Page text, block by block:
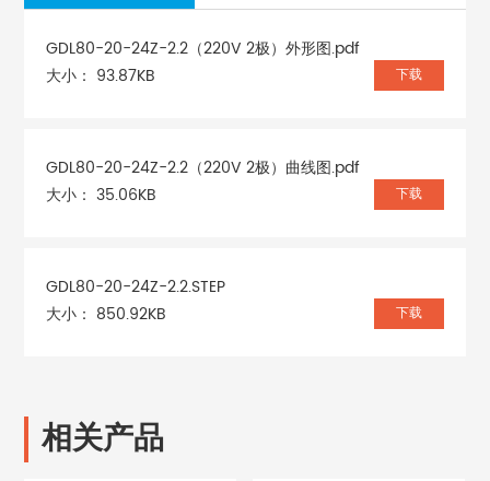
相关产品
GDL80-20-24Z-2.2（220V 2极）外形图.pdf
大小： 93.87KB
下载
GDL80-20-24Z-2.2（220V 2极）曲线图.pdf
大小： 35.06KB
下载
GDL80-20-24Z-2.2.STEP
大小： 850.92KB
下载